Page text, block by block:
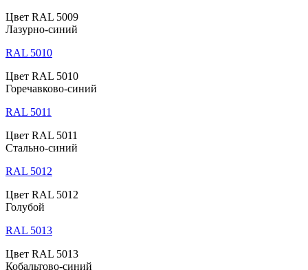
Цвет RAL 5009
Лазурно-синий
RAL 5010
Цвет RAL 5010
Горечавково-синий
RAL 5011
Цвет RAL 5011
Стально-синий
RAL 5012
Цвет RAL 5012
Голубой
RAL 5013
Цвет RAL 5013
Кобальтово-синий